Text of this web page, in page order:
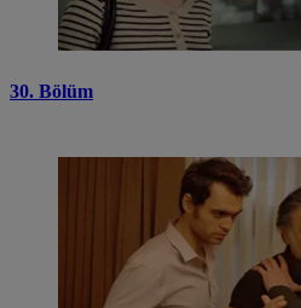
30. Bölüm